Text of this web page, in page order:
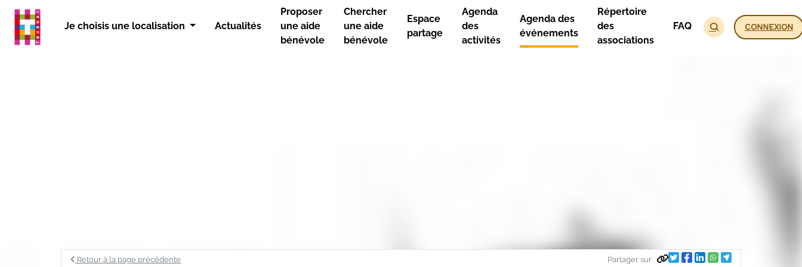
Je choisis une localisation CONNEXION
Actualités
Proposer
une aide
bénévole
Chercher
une aide
bénévole
Espace
partage
Agenda
des
activités
Agenda des
événements
Répertoire
des
associations
FAQ
Retour à la page précédente Partager sur
Panneau de gestion des cookies